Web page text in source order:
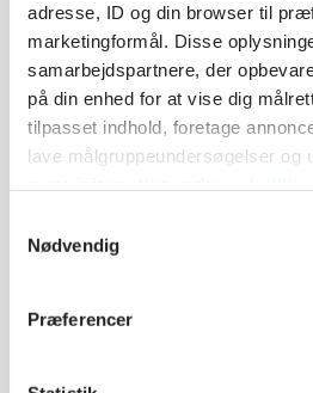
adresse, ID og din browser til
marketingformål. Disse
samarbejdspartnere, der
på din enhed for at vise dig
tilpasset indhold, foretage
lave målgruppeundersøgelser og
tilbage eller ændre indstillinger fra
"Cookiedeklaration", eller ved at
Nødvendig
Præferencer
blandeanlægsløsning, kan vi
Mandag - Torsdag